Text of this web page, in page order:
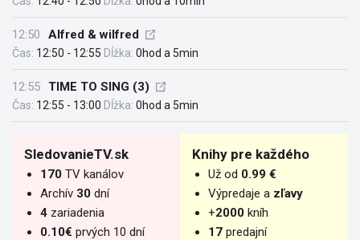
12:50 Alfred & wilfred
Čas: 12:50 - 12:55 Dĺžka: 0hod a 5min
12:55 TIME TO SING (3)
Čas: 12:55 - 13:00 Dĺžka: 0hod a 5min
SledovanieTV.sk
170 TV kanálov
Archív 30 dní
4 zariadenia
0.10€ prvých 10 dní
Knihy pre každého
Už od 0.99 €
Výpredaje a zľavy
+2000 kníh
17 predajní